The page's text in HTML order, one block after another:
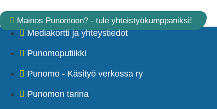
Mainos Punomoon? - tule yhteistyökumppaniksi!
Mediakortti ja yhteystiedot
Punomoputiikki
Punomo - Käsityö verkossa ry
Punomon tarina